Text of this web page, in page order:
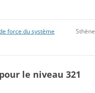
force du système
Sthène
le niveau 321